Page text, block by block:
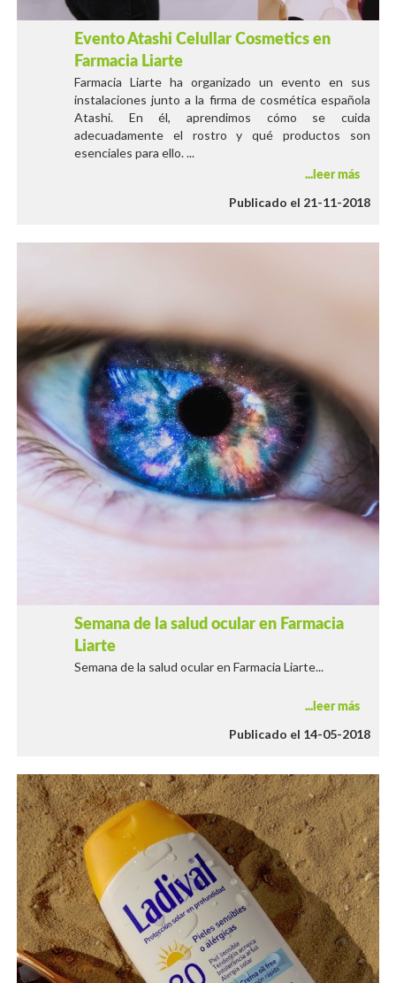
Evento Atashi Celullar Cosmetics en
Farmacia Liarte
Farmacia Liarte ha organizado un evento en sus
instalaciones junto a la firma de cosmética española
Atashi. En él, aprendimos cómo se cuida
adecuadamente el rostro y qué productos son
esenciales para ello. ...
leer más
Publicado el 21-11-2018
Semana de la salud ocular en Farmacia
Liarte
Semana de la salud ocular en Farmacia Liarte...
leer más
Publicado el 14-05-2018